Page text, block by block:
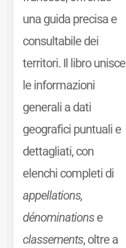
una guida precisa e
consultabile dei
territori. Il libro unisce
le informazioni
generali a dati
geografici puntuali e
dettagliati, con
elenchi completi di
appellations,
dénominationse
classements, oltre a